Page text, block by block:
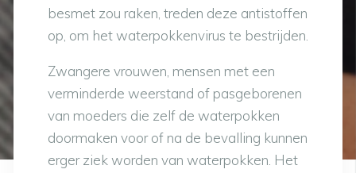
besmet zou raken, treden deze antistoffen
op, om het waterpokkenvirus te bestrijden.
Zwangere vrouwen, mensen met een
verminderde weerstand of pasgeborenen
van moeders die zelf de waterpokken
doormaken voor of na de bevalling kunnen
erger ziek worden van waterpokken. Het